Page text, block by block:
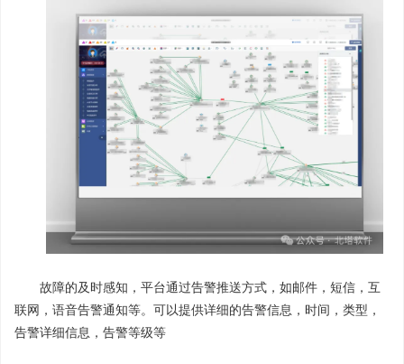
故障的及时感知，平台通过告警推送方式，如邮件，短信，互
联网，语音告警通知等。可以提供详细的告警信息，时间，类型，
告警详细信息，告警等级等